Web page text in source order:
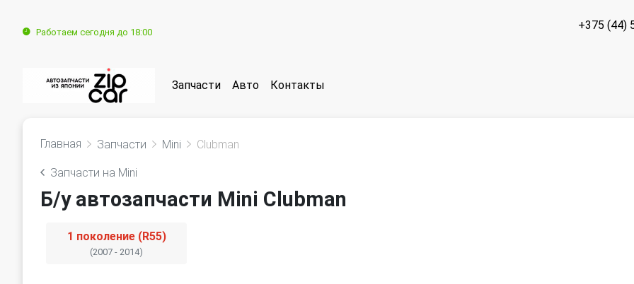
Работаем сегодня до 18:00
+375 (44)
Запчасти Авто Контакты
Главная Запчасти Mini Clubman
Запчасти на Mini
Б/у автозапчасти Mini Clubman
1 поколение (R55)
(2007 - 2014)